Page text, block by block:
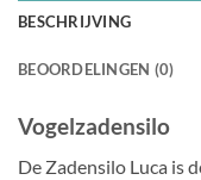
BESCHRIJVING
BEOORDELINGEN (0)
Vogelzadensilo
De Zadensilo Luca is